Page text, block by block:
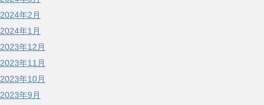
2024年2月
2024年1月
2023年12月
2023年11月
2023年10月
2023年9月